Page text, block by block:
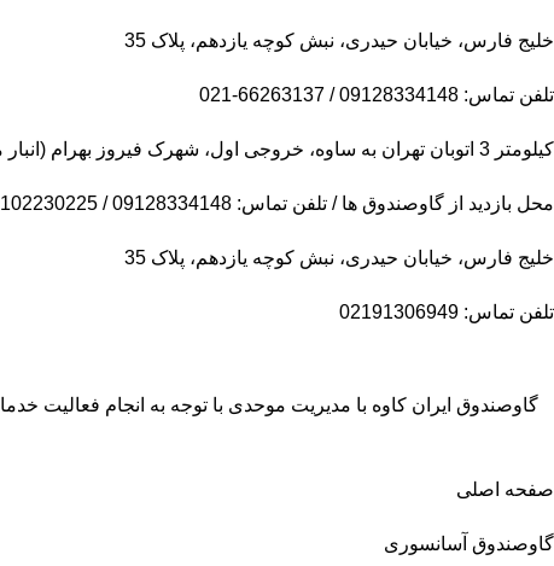
خلیج فارس، خیابان حیدری، نبش کوچه یازدهم، پلاک 35
تلفن تماس: 09128334148 / 66263137-021
کیلومتر 3 اتوبان تهران به ساوه، خروجی اول، شهرک فیروز بهرام (انبار مرکزی)
محل بازدید از گاوصندوق ها / تلفن تماس: 09128334148 / 09102230225
خلیج فارس، خیابان حیدری، نبش کوچه یازدهم، پلاک 35
تلفن تماس: 02191306949
گاوصندوق ایران کاوه با مدیریت موحدی با توجه به انجام فعالیت
صفحه اصلی
گاوصندوق آسانسوری